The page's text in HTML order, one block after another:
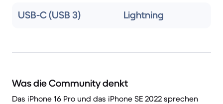
USB-C (USB 3) Lightning
Was die Community denkt
Das iPhone 16 Pro und das iPhone SE 2022 sprechen